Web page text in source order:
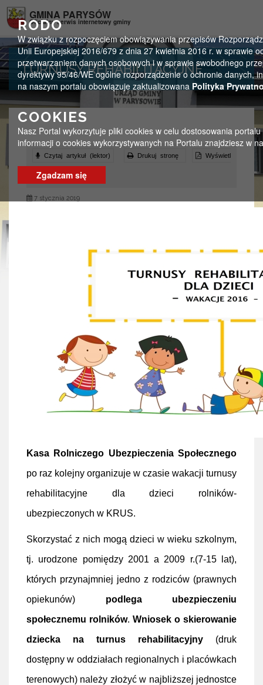
RODO
W związku z rozpoczęciem obowiązywania przepisów
Unii Europejskiej 2016/679 z dnia 27 kwietnia 2016 r. w sprawie
przetwarzaniem danych osobowych i w sprawie swobodnego
dyrektywy 95/46/WE ogólne rozporządzenie o ochronie danych,
na naszym portalu obowiązuje zaktualizowana Polityka
COOKIES
Nasz Portal wykorzytuje pliki cookies w celu dostosowania
informacji o cookies wykorzystywanych na Portalu znajdziesz w
Zgadzam się
GMINA PARYSÓW
Oficjalny serwis internetowy gminy
TURNUSY REHABILITACYJNE
Czytaj artykuł (lektor) Drukuj stronę Wyświetl
stronę w formacie PDF
7 stycznia 2019
Kasa Rolniczego Ubezpieczenia Społecznego
po raz kolejny organizuje w czasie wakacji turnusy
rehabilitacyjne dla dzieci rolników-
ubezpieczonych w KRUS.
Skorzystać z nich mogą dzieci w wieku szkolnym,
tj. urodzone pomiędzy 2001 a 2009 r.(7-15 lat),
których przynajmniej jedno z rodziców (prawnych
opiekunów) podlega ubezpieczeniu
społecznemu rolników. Wniosek o skierowanie
dziecka na turnus rehabilitacyjny (druk
dostępny w oddziałach regionalnych i placówkach
terenowych) należy złożyć w najbliższej jednostce